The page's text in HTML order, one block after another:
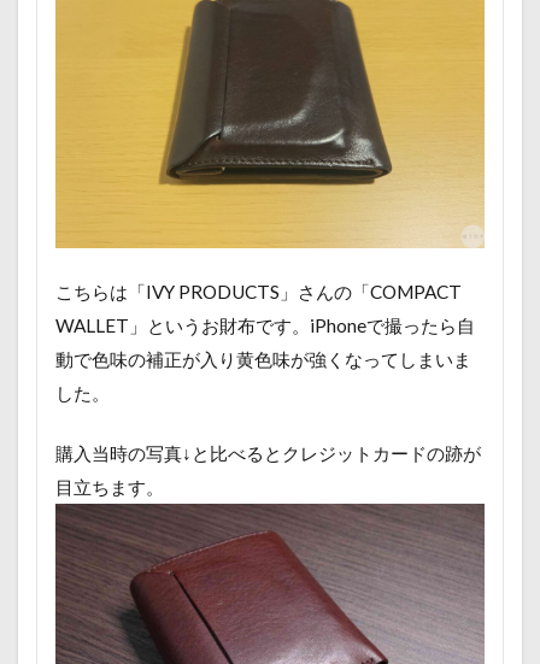
こちらは「IVY PRODUCTS」さんの「COMPACT
WALLET」というお財布です。iPhoneで撮ったら自
動で色味の補正が入り黄色味が強くなってしまいま
した。
購入当時の写真↓と比べるとクレジットカードの跡が
目立ちます。